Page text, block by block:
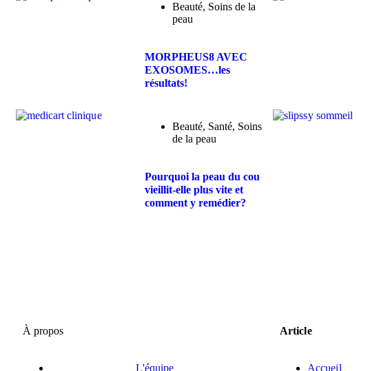
Beauté, Soins de la
peau
MORPHEUS8 AVEC
EXOSOMES…les
résultats!
Beauté, Santé, Soins
de la peau
Pourquoi la peau du cou
vieillit-elle plus vite et
comment y remédier?
À propos
L'équipe
Article
Accueil